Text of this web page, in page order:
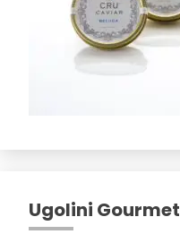
Ugolini Gourmet